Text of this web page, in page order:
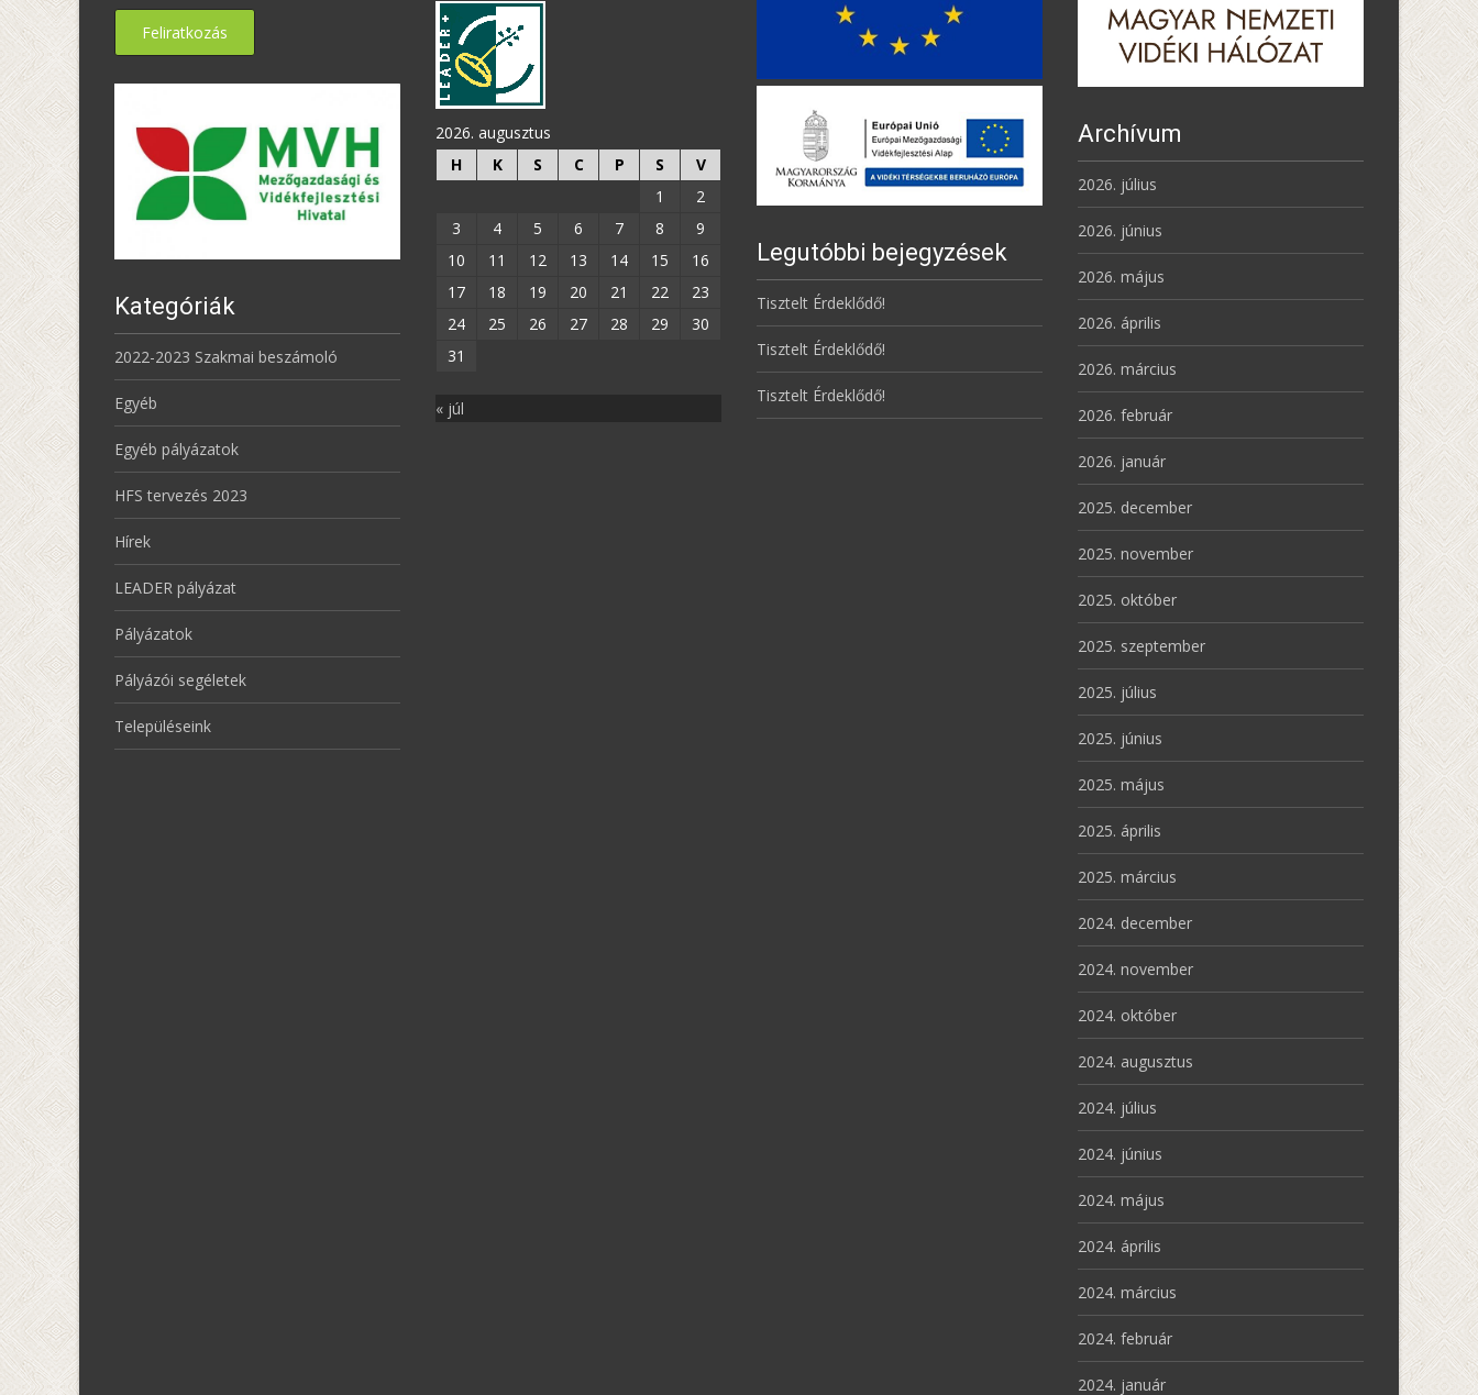
Archívum
2026. július
2026. június
2026. május
2026. április
2026. március
2026. február
2026. január
2025. december
2025. november
2025. október
2025. szeptember
2025. július
2025. június
2025. május
2025. április
2025. március
2024. december
2024. november
2024. október
2024. augusztus
2024. július
2024. június
2024. május
2024. április
2024. március
2024. február
2024. január
2026. augusztus
H
K S C P S
V
1
2
3
4 5 6 7 8
9
10
11 12 13 14 15
16
17
18 19 20 21 22
23
24
25 26 27 28 29
30
31
« júl
Legutóbbi bejegyzések
Tisztelt Érdeklődő!
Tisztelt Érdeklődő!
Tisztelt Érdeklődő!
Kategóriák
2022-2023 Szakmai beszámoló
Egyéb
Egyéb pályázatok
HFS tervezés 2023
Hírek
LEADER pályázat
Pályázatok
Pályázói segéletek
Településeink